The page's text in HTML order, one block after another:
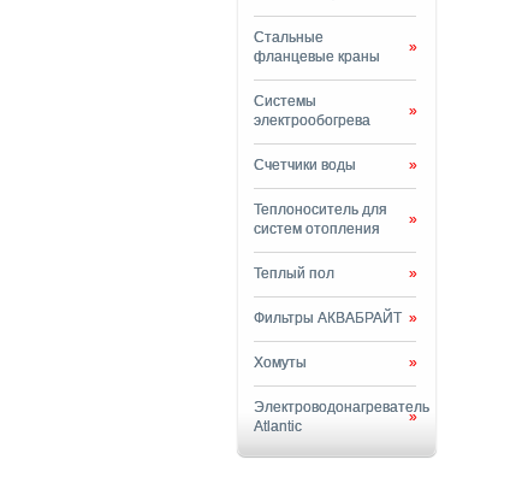
Стальные
фланцевые краны
»
Системы
электрообогрева
»
Счетчики воды »
Теплоноситель для
систем отопления
»
Теплый пол »
Фильтры АКВАБРАЙТ »
Хомуты »
Электроводонагреватель
Atlantic
»